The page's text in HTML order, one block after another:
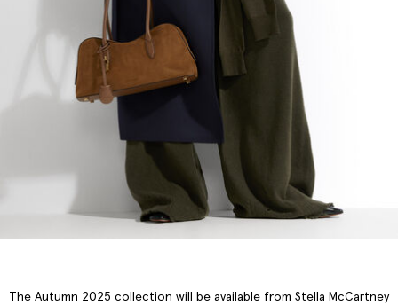
The Autumn 2025 collection will be available from Stella McCartney